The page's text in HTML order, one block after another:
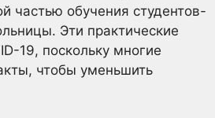
частью обучения студентов-
Эти практические
19, поскольку многие
чтобы уменьшить